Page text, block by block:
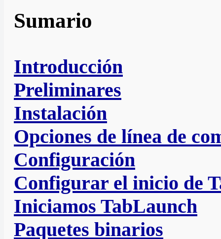
Sumario
Introducción
Preliminares
Instalación
Opciones de línea de
Configuración
Configurar el inicio de
Iniciamos TabLaunch
Paquetes binarios